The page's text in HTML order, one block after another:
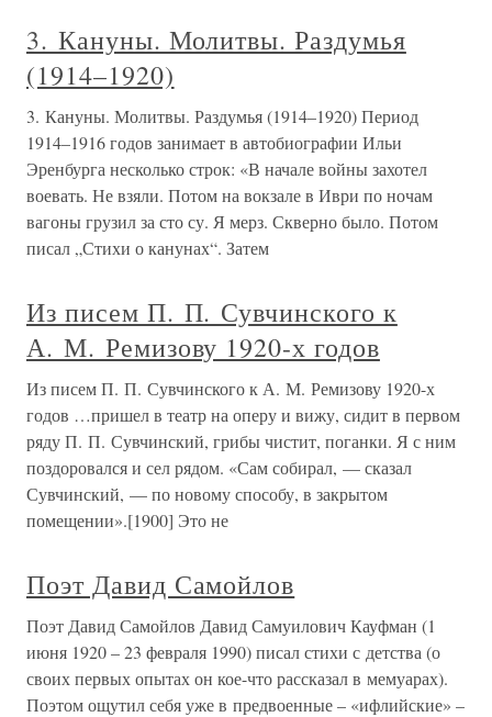
3. Кануны. Молитвы. Раздумья
(1914–1920)
3. Кануны. Молитвы. Раздумья (1914–1920) Период
1914–1916 годов занимает в автобиографии Ильи
Эренбурга несколько строк: «В начале войны захотел
воевать. Не взяли. Потом на вокзале в Иври по ночам
вагоны грузил за сто су. Я мерз. Скверно было. Потом
писал „Стихи о канунах“. Затем
Из писем П. П. Сувчинского к
А. М. Ремизову 1920-х годов
Из писем П. П. Сувчинского к А. М. Ремизову 1920-х
годов …пришел в театр на оперу и вижу, сидит в первом
ряду П. П. Сувчинский, грибы чистит, поганки. Я с ним
поздоровался и сел рядом. «Сам собирал, — сказал
Сувчинский, — по новому способу, в закрытом
помещении».[1900] Это не
Поэт Давид Самойлов
Поэт Давид Самойлов Давид Самуилович Кауфман (1
июня 1920 – 23 февраля 1990) писал стихи с детства (о
своих первых опытах он кое-что рассказал в мемуарах).
Поэтом ощутил себя уже в предвоенные – «ифлийские» –